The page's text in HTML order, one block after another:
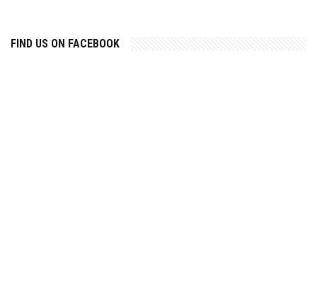
FIND US ON FACEBOOK